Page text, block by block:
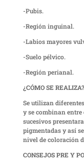
-Pubis.
-Región inguinal.
-Labios mayores
-Suelo pélvico.
-Región perianal.
¿CÓMO SE REALIZA?
Se utilizan
y se combinan
sucesivos
pigmentadas y así
nivel de coloración
CONSEJOS PRE Y